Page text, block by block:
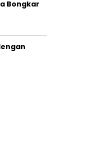
Bongkar